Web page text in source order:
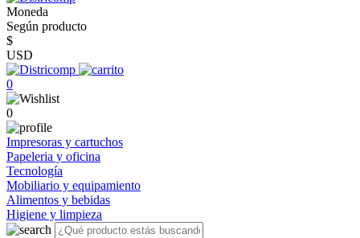
Moneda
Según producto
$
USD
0
0
Impresoras y cartuchos
Papeleria y oficina
Tecnología
Mobiliario y equipamiento
Alimentos y bebidas
Higiene y limpieza